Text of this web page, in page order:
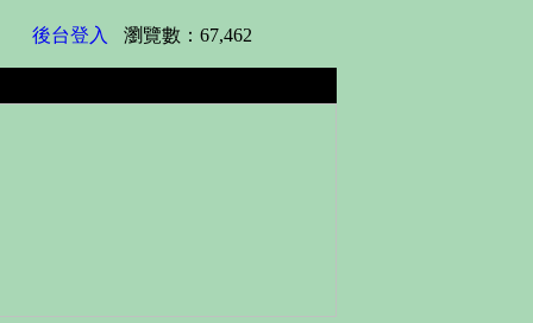
後台登入 瀏覽數：67,462